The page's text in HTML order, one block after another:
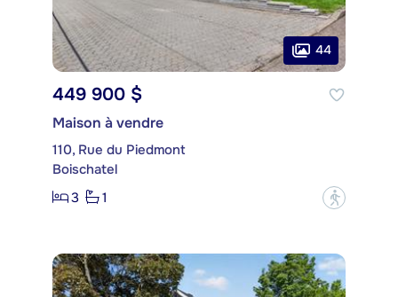
44
449 900 $
Maison à vendre
110, Rue du Piedmont
Boischatel
3
1 ?